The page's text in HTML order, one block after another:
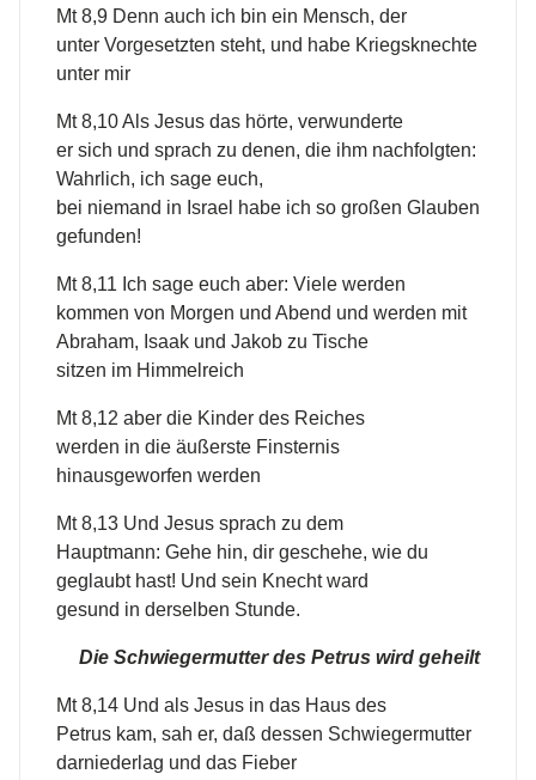
Mt 8,9 Denn auch ich bin ein Mensch, der
unter Vorgesetzten steht, und habe Kriegsknechte
unter mir
Mt 8,10 Als Jesus das hörte, verwunderte
er sich und sprach zu denen, die ihm nachfolgten:
Wahrlich, ich sage euch,
bei niemand in Israel habe ich so großen Glauben
gefunden!
Mt 8,11 Ich sage euch aber: Viele werden
kommen von Morgen und Abend und werden mit
Abraham, Isaak und Jakob zu Tische
sitzen im Himmelreich
Mt 8,12 aber die Kinder des Reiches
werden in die äußerste Finsternis
hinausgeworfen werden
Mt 8,13 Und Jesus sprach zu dem
Hauptmann: Gehe hin, dir geschehe, wie du
geglaubt hast! Und sein Knecht ward
gesund in derselben Stunde.
Die Schwiegermutter des Petrus wird geheilt
Mt 8,14 Und als Jesus in das Haus des
Petrus kam, sah er, daß dessen Schwiegermutter
darniederlag und das Fieber